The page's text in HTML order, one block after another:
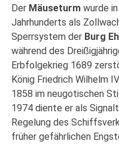
Der Mäuseturm wurde
Jahrhunderts als
Sperrsystem der Burg
während des
Erbfolgekrieg 1689
König Friedrich Wilhelm
1858 im neugotischen
1974 diente er als
Regelung des
früher gefährlichen